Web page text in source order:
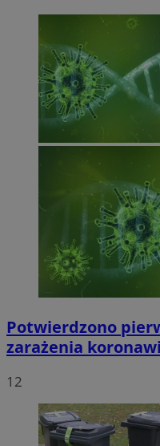
Potwierdzono
zarażenia
12